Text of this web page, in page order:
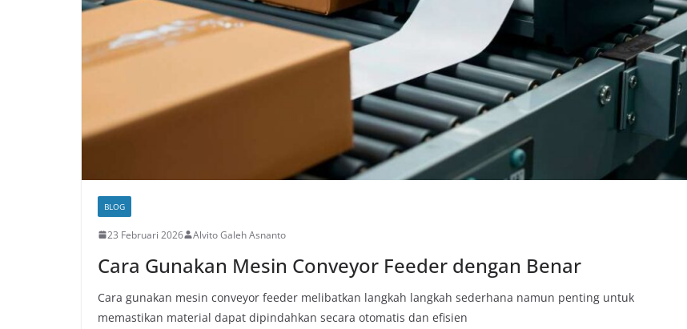
BLOG
23 Februari 2026 Alvito Galeh Asnanto
Cara Gunakan Mesin Conveyor Feeder dengan Benar
Cara gunakan mesin conveyor feeder melibatkan langkah langkah sederhana namun penting untuk
memastikan material dapat dipindahkan secara otomatis dan efisien